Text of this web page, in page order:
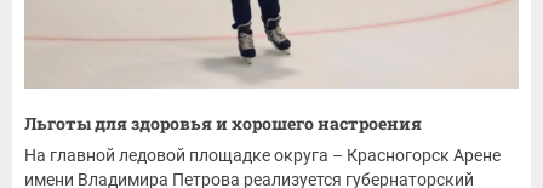
Льготы для здоровья и хорошего настроения
На главной ледовой площадке округа – Красногорск Арене
имени Владимира Петрова реализуется губернаторский